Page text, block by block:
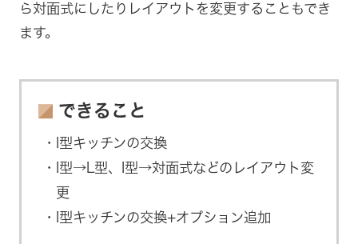
ら対面式にしたりレイアウトを変更することもでき
ます。
できること
I型キッチンの交換
I型→L型、I型→対面式などのレイアウト変
更
I型キッチンの交換+オプション追加